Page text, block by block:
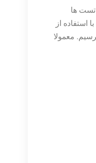
تست ها
استفاده از
معمولا